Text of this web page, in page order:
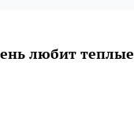
любит